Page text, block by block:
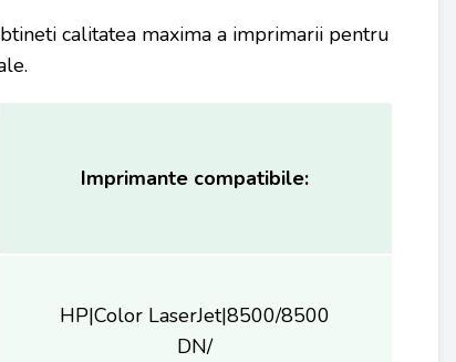
calitatea maxima a imprimarii pentru
Imprimante compatibile:
HP|Color LaserJet|8500/8500
DN/